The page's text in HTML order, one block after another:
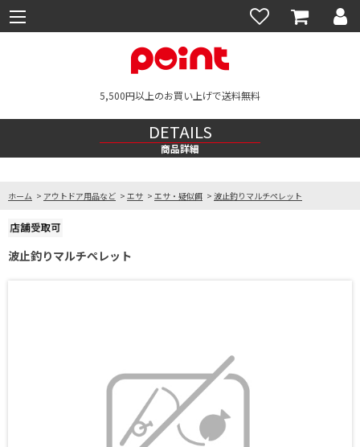
5,500円以上のお買い上げで送料無料
DETAILS
商品詳細
ホーム > アウトドア用品など > エサ > エサ・疑似餌 > 波止釣りマルチペレット
波止釣りマルチペレット